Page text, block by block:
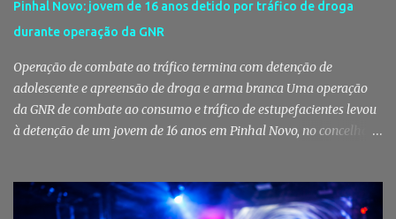
Mutualista Nossa Senhora da Conceição, destinado a assegurar
assistência veterinária básica aos animais de companhia dos
utentes do Centro de Acolhimento de Emergência Social (CAES 2.0).
Segundo a ...
Pinhal Novo: jovem de 16 anos detido por tráfico de droga
durante operação da GNR
Operação de combate ao tráfico termina com detenção de
adolescente e apreensão de droga e arma branca Uma operação
da GNR de combate ao consumo e tráfico de estupefacientes levou
à detenção de um jovem de 16 anos em Pinhal Novo, no concelho
das autoridades sobre este tipo de criminalidade no distrito de
Setúbal. Droga, arma branca e dinheiro apreendidos pela GNR Um